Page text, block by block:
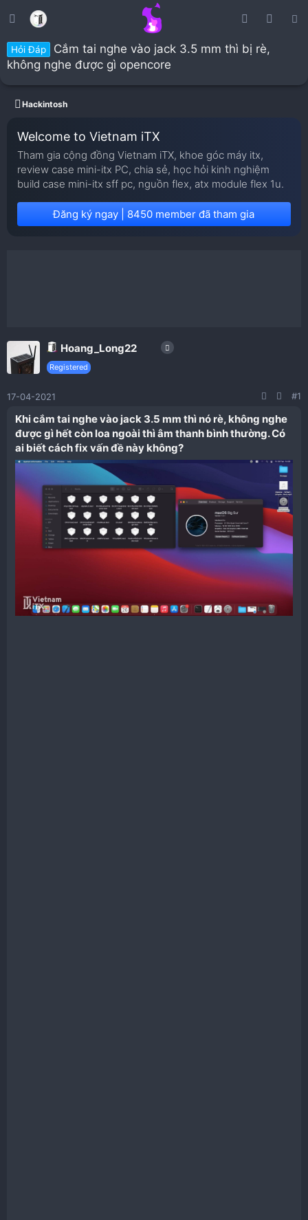
Hỏi Đáp
Cắm tai nghe vào jack 3.5 mm thì bị rè,
không nghe được gì opencore
Hackintosh
Welcome to Vietnam iTX
Tham gia cộng đồng Vietnam iTX, khoe góc máy itx,
review case mini-itx PC, chia sẻ, học hỏi kinh nghiệm
build case mini-itx sff pc, nguồn flex, atx module flex 1u.
Đăng ký ngay | 8450 member đã tham gia
Hoang_Long22
Registered
17-04-2021 #1
Khi cắm tai nghe vào jack 3.5 mm thì nó rè, không nghe
được gì hết còn loa ngoài thì âm thanh bình thường. Có
ai biết cách fix vấn đề này không?​